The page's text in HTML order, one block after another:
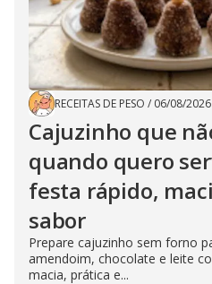
RECEITAS DE PESO / 06/08/2026
Cajuzinho que
quando quero
festa rápido,
sabor
Prepare cajuzinho sem forno
amendoim, chocolate e leite
macia, prática e...